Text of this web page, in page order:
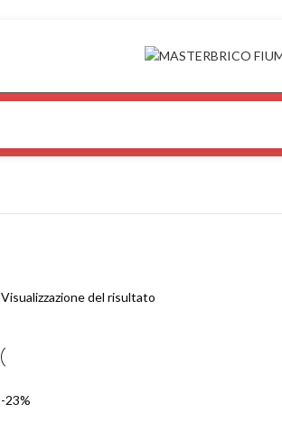
Visualizzazione del risultato
-23%